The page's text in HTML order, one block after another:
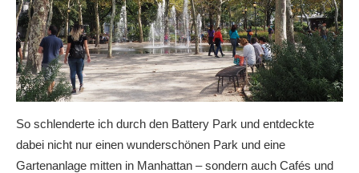
So schlenderte ich durch den Battery Park und entdeckte
dabei nicht nur einen wunderschönen Park und eine
Gartenanlage mitten in Manhattan – sondern auch Cafés und